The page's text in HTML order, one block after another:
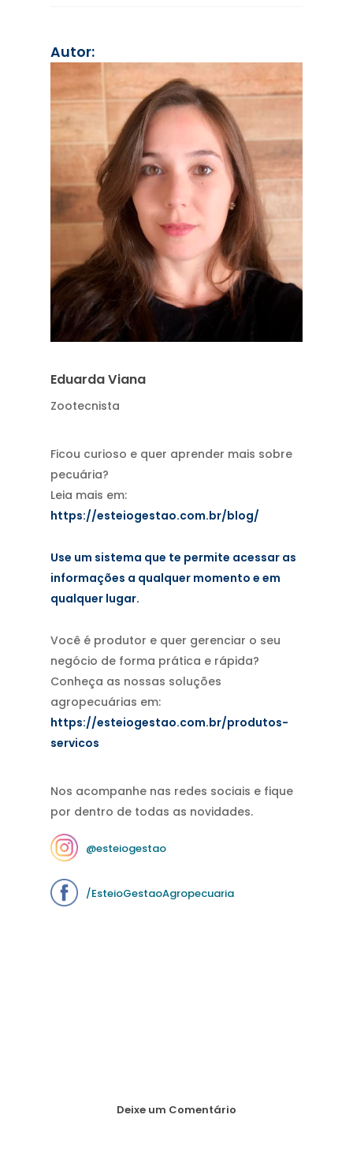
Autor:
Eduarda Viana
Zootecnista
Ficou curioso e quer aprender mais sobre
pecuária?
Leia mais em:
https://esteiogestao.com.br/blog/
Use um sistema que te permite acessar as
informações a qualquer momento e em
qualquer lugar.
Você é produtor e quer gerenciar o seu
negócio de forma prática e rápida?
Conheça as nossas soluções
agropecuárias em:
https://esteiogestao.com.br/produtos-
servicos
Nos acompanhe nas redes sociais e fique
por dentro de todas as novidades.
@esteiogestao
/EsteioGestaoAgropecuaria
Deixe um Comentário